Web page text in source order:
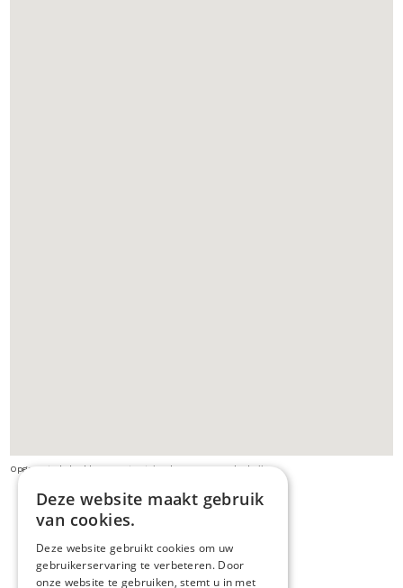
Opgepast: de beelden van streetview kunnen verouderd zijn
Deze website maakt gebruik
van cookies.
Deze website gebruikt cookies om uw
gebruikerservaring te verbeteren. Door
onze website te gebruiken, stemt u in met